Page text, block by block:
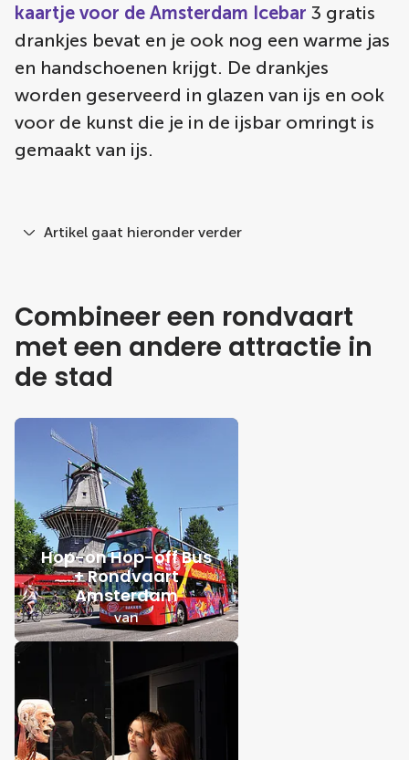
kaartje voor de Amsterdam Icebar 3 gratis
drankjes bevat en je ook nog een warme jas
en handschoenen krijgt. De drankjes
worden geserveerd in glazen van ijs en ook
voor de kunst die je in de ijsbar omringt is
gemaakt van ijs.
Artikel gaat hieronder verder
Combineer een rondvaart
met een andere attractie in
de stad
Hop-on Hop-off Bus
+ Rondvaart
Amsterdam
van